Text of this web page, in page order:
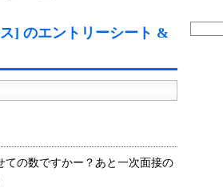
] のエントリーシート &
の数ですかー？あと一次面接の